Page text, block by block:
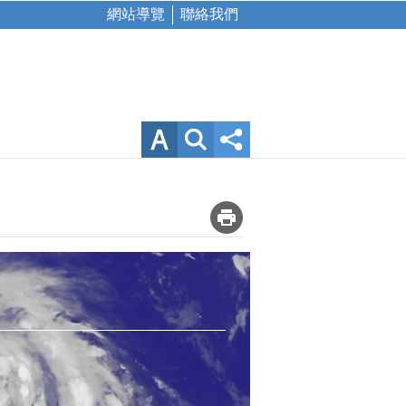
網站導覽 聯絡我們